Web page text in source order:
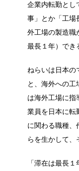
企業内転勤とし
事」とか「工場
外工場の製造職
最長１年）でき
ねらいは日本の
と、海外への
は海外工場に指
業員を日本に転
に関わる職種
らを生かして、
「滞在は最長